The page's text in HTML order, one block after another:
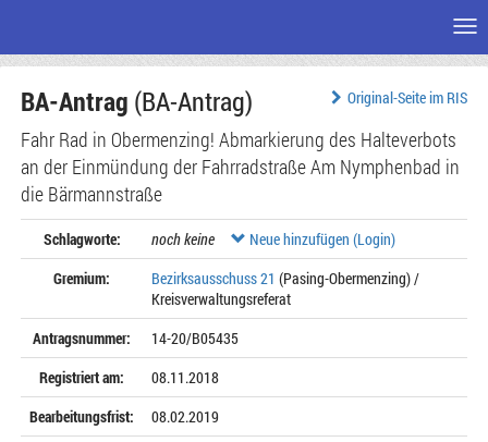
Seiteninhalt
Original-Seite im RIS
BA-Antrag (BA-Antrag)
Fahr Rad in Obermenzing! Abmarkierung des Halteverbots
an der Einmündung der Fahrradstraße Am Nymphenbad in
die Bärmannstraße
Schlagworte: noch keine
Neue hinzufügen (Login)
Gremium:
Bezirksausschuss 21 (Pasing-Obermenzing) /
Kreisverwaltungsreferat
Antragsnummer:
14-20/B05435
Registriert am:
08.11.2018
Bearbeitungsfrist:
08.02.2019